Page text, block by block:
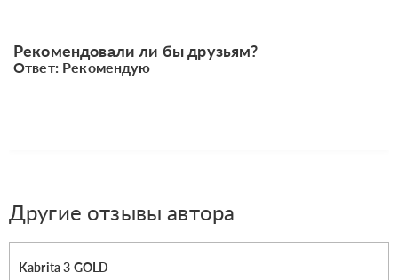
Рекомендовали ли бы друзьям?
Ответ: Рекомендую
Другие отзывы автора
Kabrita 3 GOLD